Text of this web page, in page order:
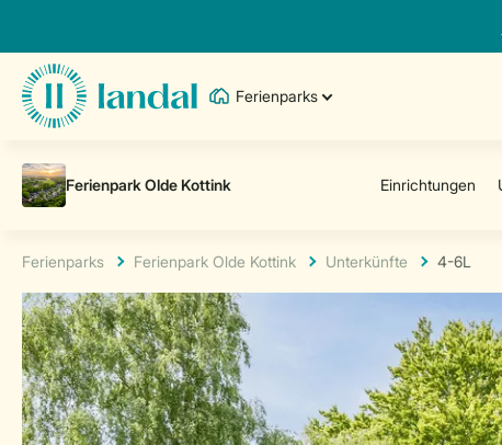
Ferienparks
Ferienparks Ferienpark Olde Kottink Unterkünfte 4-6L